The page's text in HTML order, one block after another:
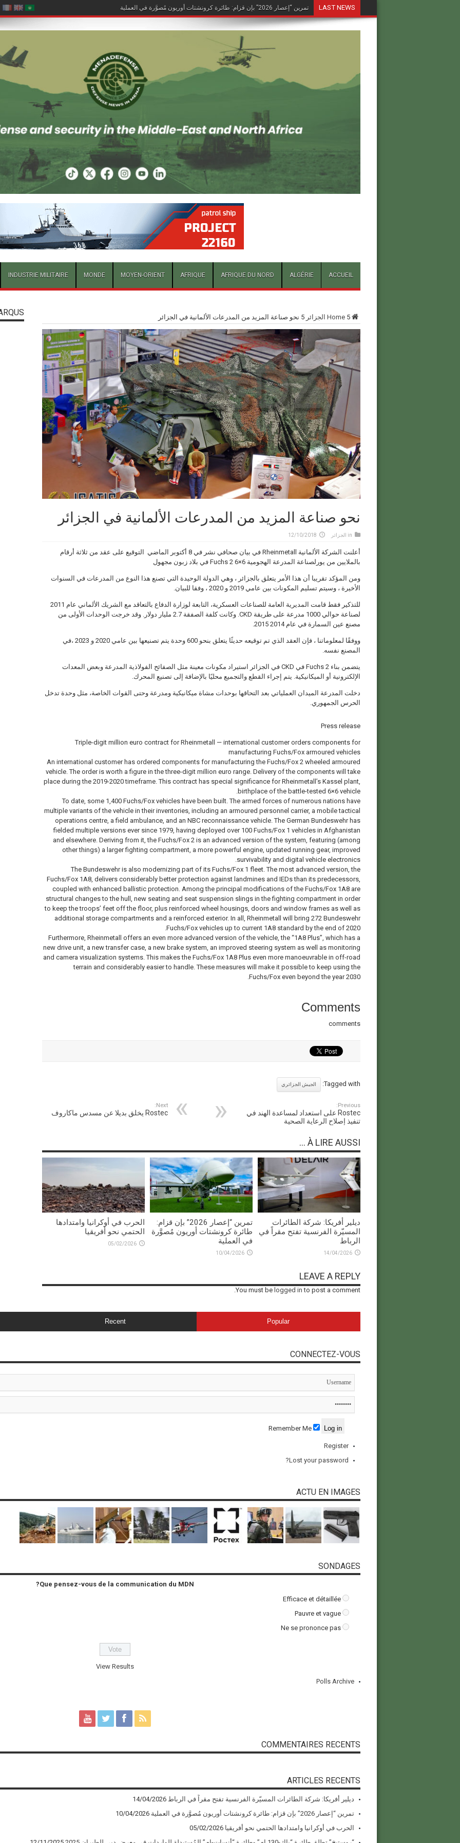
LAST NEWS تمرين “إعصار 2026” بإن قزام: طائرة كرونشتات أوريون مُصوَّرة في العملية
ACCUEIL
ALGÉRIE
AFRIQUE DU NORD
AFRIQUE
MOYEN-ORIENT
MONDE
INDUSTRIE MILITAIRE
Home5 الجزائر 5 نحو صناعة المزيد من المدرعات الألمانية في الجزائر
نحو صناعة المزيد من المدرعات الألمانية في الجزائر
in الجزائر 12/10/2018
أعلنت الشركة الألمانية Rheinmetall في بيان صحافي نشر في 8 أكتوبر الماضي التوقيع على عقد من ثلاثة أرقام
بالملايين من يورلصناعة المدرعة الهجومية Fuchs 2 6×6 في بلاد زبون مجهول
ومن المؤكد تقريبا أن هذا الأمر يتعلق بالجزائر ، وهي الدولة الوحيدة التي تصنع هذا النوع من المدرعات في السنوات
الأخيرة ، وسيتم تسليم المكونات بين عامي 2019 و 2020 ، وفقا للبيان.
للتذكير فقط قامت المديرية العامة للصناعات العسكرية، التابعة لوزارة الدفاع بالتعاقد مع الشريك الألماني عام 2011
لصناعة حوالي 1000 مدرعة على طريقة CKD. وكانت كلفة الصفقة 2.7 مليار دولار. وقد خرجت الوحدات الأولى من
مصنع عين السمارة في عام 2014 2015.
ووفقًا لمعلوماتنا ، فإن العقد الذي تم توقيعه حديثًا يتعلق بنحو 600 وحدة يتم تصنيعها بين عامي 2020 و 2023 ،في
المصنع نفسه.
يتضمن بناء Fuchs 2 في CKD في الجزائر استيراد مكونات معينة مثل الصفائح الفولاذية المدرعة وبعض المعدات
الإلكترونية أو الميكانيكية. يتم إجراء القطع والتجميع محليًا بالإضافة إلى تصنيع المحرك.
دخلت المدرعة الميدان العملياتي بعد التحاقها بوحدات مشاة ميكانيكية ومدرعة وحتى القوات الخاصة، مثل وحدة تدخل
الحرس الجمهوري.
Press release
Triple-digit million euro contract for Rheinmetall — international customer orders components for
manufacturing Fuchs/Fox armoured vehicles
An international customer has ordered components for manufacturing the Fuchs/Fox 2 wheeled armoured
vehicle. The order is worth a figure in the three-digit million euro range. Delivery of the components will take
place during the 2019-2020 timeframe. This contract has special significance for Rheinmetall’s Kassel plant,
birthplace of the battle-tested 6×6 vehicle.
To date, some 1,400 Fuchs/Fox vehicles have been built. The armed forces of numerous nations have
multiple variants of the vehicle in their inventories, including an armoured personnel carrier, a mobile tactical
operations centre, a field ambulance, and an NBC reconnaissance vehicle. The German Bundeswehr has
fielded multiple versions ever since 1979, having deployed over 100 Fuchs/Fox 1 vehicles in Afghanistan
and elsewhere. Deriving from it, the Fuchs/Fox 2 is an advanced version of the system, featuring (among
other things) a larger fighting compartment, a more powerful engine, updated running gear, improved
survivability and digital vehicle electronics.
The Bundeswehr is also modernizing part of its Fuchs/Fox 1 fleet. The most advanced version, the
Fuchs/Fox 1A8, delivers considerably better protection against landmines and IEDs than its predecessors,
coupled with enhanced ballistic protection. Among the principal modifications of the Fuchs/Fox 1A8 are
structural changes to the hull, new seating and seat suspension slings in the fighting compartment in order
to keep the troops’ feet off the floor, plus reinforced wheel housings, doors and window frames as well as
additional storage compartments and a reinforced exterior. In all, Rheinmetall will bring 272 Bundeswehr
Fuchs/Fox vehicles up to current 1A8 standard by the end of 2020.
Furthermore, Rheinmetall offers an even more advanced version of the vehicle, the “1A8 Plus”, which has a
new drive unit, a new transfer case, a new brake system, an improved steering system as well as monitoring
and camera visualization systems. This makes the Fuchs/Fox 1A8 Plus even more manoeuvrable in off-road
terrain and considerably easier to handle. These measures will make it possible to keep using the
Fuchs/Fox even beyond the year 2030.
Comments
comments
Tagged with: الجيش الجزائري
Previous:
Rostec على استعداد لمساعدة الهند في
تنفيذ إصلاح الرعاية الصحية
Next:
Rostec يخلق بديلا عن مسدس ماكاروف
À LIRE AUSSI ...
ديلير أفريكا: شركة الطائرات
المسيّرة الفرنسية تفتح مقراً في
الرباط
14/04/2026
تمرين “إعصار 2026” بإن قزام:
طائرة كرونشتات أوريون مُصوَّرة
في العملية
10/04/2026
الحرب في أوكرانيا وامتدادها
الحتمي نحو أفريقيا
05/02/2026
LEAVE A REPLY
You must be logged in to post a comment.
Popular
Recent
CONNECTEZ-VOUS
Remember Me
Register
Lost your password?
ACTU EN IMAGES
SONDAGES
Que pensez-vous de la communication du MDN?
Efficace et détaillée
Pauvre et vague
Ne se prononce pas
View Results
Polls Archive
COMMENTAIRES RECENTS
ARTICLES RECENTS
ديلير أفريكا: شركة الطائرات المسيّرة الفرنسية تفتح مقراً في الرباط 14/04/2026
تمرين “إعصار 2026” بإن قزام: طائرة كرونشتات أوريون مُصوَّرة في العملية
10/04/2026
الحرب في أوكرانيا وامتدادها الحتمي نحو أفريقيا 05/02/2026